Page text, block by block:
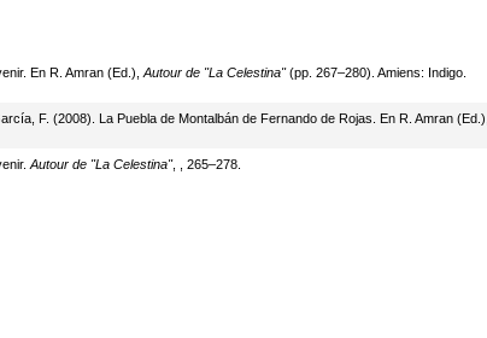
En R. Amran (Ed.), Autour de "La Celestina"(pp. 267–280). Amiens: Indigo.
F. (2008). La Puebla de Montalbán de Fernando de Rojas. En R. Amran (Ed.),
Autour de "La Celestina", , 265–278.